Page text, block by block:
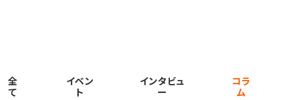
全
て
イベン
ト
インタビュ
ー
コラ
ム